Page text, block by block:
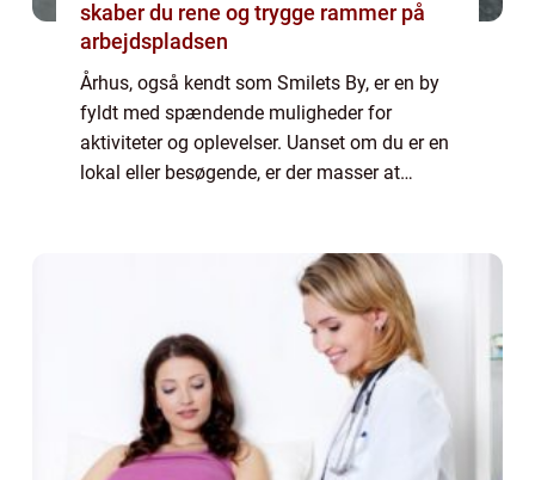
skaber du rene og trygge rammer på
arbejdspladsen
Århus, også kendt som Smilets By, er en by
fyldt med spændende muligheder for
aktiviteter og oplevelser. Uanset om du er en
lokal eller besøgende, er der masser at